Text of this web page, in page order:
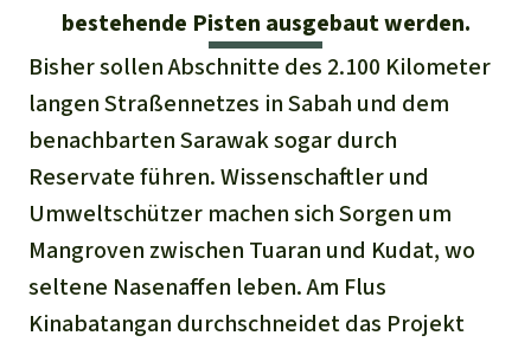
Schutzgebiete
Palmöl
Biokraftstoff
Tropenholz
Aluminium
04/2025
03/2025
02/2025
01/2025
Ältere Ausgaben
40 Jahre Vereins­geschichte
Häufige Fragen
Jahresberichte
Stiftung
Kontakt
Presse
Presse-Echo
Widget einbinden
Banner einbinden
Freianzeigen
Deutsch
English
Español
Français
Italiano
GENODEM1GLS
GLS Bank
IBAN kopieren
Tierschutz
Spenden für eine Region
Südostasien
bestehende Pisten ausgebaut werden.
Bisher sollen Abschnitte des 2.100 Kilometer
langen Straßennetzes in Sabah und dem
benachbarten Sarawak sogar durch
Reservate führen. Wissenschaftler und
Umweltschützer machen sich Sorgen um
Mangroven zwischen Tuaran und Kudat, wo
seltene Nasenaffen leben. Am Flus
Kinabatangan durchschneidet das Projekt